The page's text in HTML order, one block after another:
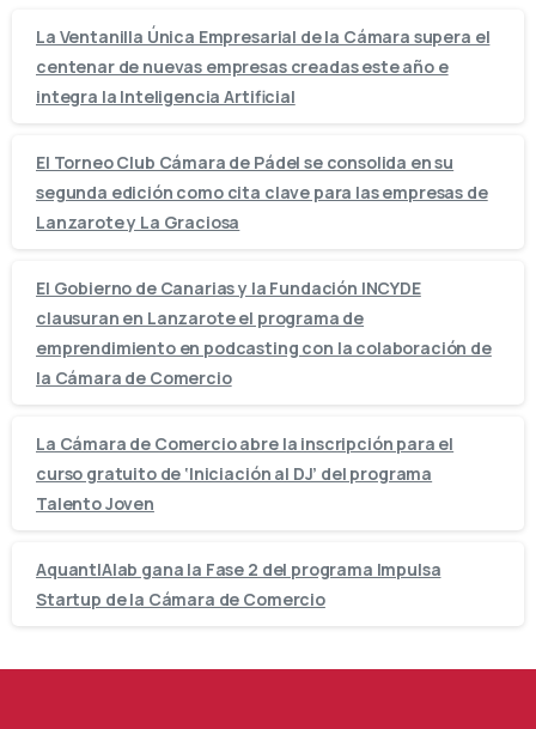
La Ventanilla Única Empresarial de la Cámara supera el
centenar de nuevas empresas creadas este año e
integra la Inteligencia Artificial
El Torneo Club Cámara de Pádel se consolida en su
segunda edición como cita clave para las empresas de
Lanzarote y La Graciosa
El Gobierno de Canarias y la Fundación INCYDE
clausuran en Lanzarote el programa de
emprendimiento en podcasting con la colaboración de
la Cámara de Comercio
La Cámara de Comercio abre la inscripción para el
curso gratuito de ‘Iniciación al DJ’ del programa
Talento Joven
AquantIAlab gana la Fase 2 del programa Impulsa
Startup de la Cámara de Comercio